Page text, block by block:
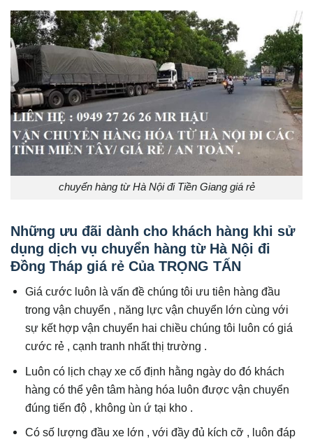
chuyển hàng từ Hà Nội đi Tiền Giang giá rẻ
Những ưu đãi dành cho khách hàng khi sử
dụng dịch vụ chuyển hàng từ Hà Nội đi
Đồng Tháp giá rẻ Của TRỌNG TẤN
Giá cước luôn là vấn đề chúng tôi ưu tiên hàng đầu
trong vận chuyển , năng lực vận chuyển lớn cùng với
sự kết hợp vận chuyển hai chiều chúng tôi luôn có giá
cước rẻ , cạnh tranh nhất thị trường .
Luôn có lịch chạy xe cố định hằng ngày do đó khách
hàng có thể yên tâm hàng hóa luôn được vận chuyển
đúng tiến độ , không ùn ứ tại kho .
Có số lượng đầu xe lớn , với đầy đủ kích cỡ , luôn đáp